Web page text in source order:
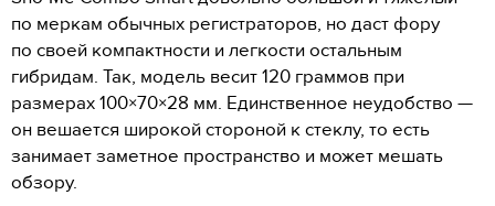
по меркам обычных регистраторов, но даст фору
по своей компактности и легкости остальным
гибридам. Так, модель весит 120 граммов при
размерах 100×70×28 мм. Единственное неудобство —
он вешается широкой стороной к стеклу, то есть
занимает заметное пространство и может мешать
обзору.